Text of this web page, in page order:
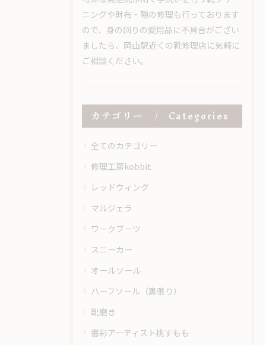
ニングや財布・鞄の修理も行っております
ので、身の回りの愛用品に不具合がござい
ましたら、岡山駅近くの靴修理店に気軽に
ご相談ください。
カテゴリー Categories
全てのカテゴリー
修理工房kobbit
レッドウィング
マルジェラ
ワークブーツ
スニーカー
オールソール
ハーフソール（裏張り）
靴磨き
書彩アーティスト桃すもも